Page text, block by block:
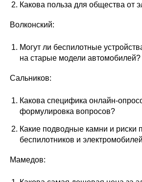
Какова польза для общества от
Волконский:
Могут ли беспилотные
на старые модели автомобилей?
Сальников:
Какова специфика онлайн-
формулировка вопросов?
Какие подводные камни и риски
беспилотников и
Мамедов: